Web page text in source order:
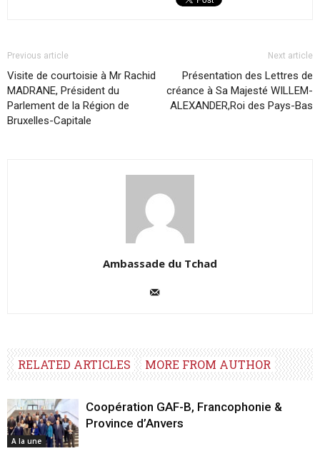
Previous article
Visite de courtoisie à Mr Rachid
MADRANE, Président du
Parlement de la Région de
Bruxelles-Capitale
Next article
Présentation des Lettres de
créance à Sa Majesté WILLEM-
ALEXANDER,Roi des Pays-Bas
Ambassade du Tchad
RELATED ARTICLES MORE FROM AUTHOR
A la une
Coopération GAF-B, Francophonie &
Province d’Anvers